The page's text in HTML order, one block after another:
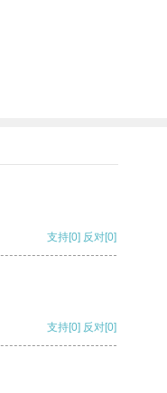
支持[0] 反对[0]
支持[0] 反对[0]